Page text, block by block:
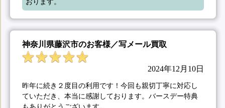
神奈川県藤沢市のお客様／写メール買取
2024年12月10日
昨年に続き２度目の利用です！今回も親切丁寧に対応し
ていただき、本当に感謝しております。バースデー特典